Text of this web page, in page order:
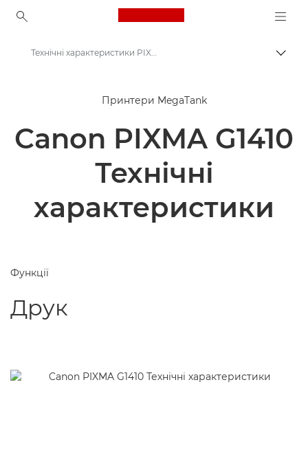
Canon Logo, back to
Принтери Canon
Canon PIXMA G1410 - Принтери
Технічні характеристики PIXMA G1410
Принтери MegaTank
Canon PIXMA G1410
Технічні
характеристики
Функції
Друк